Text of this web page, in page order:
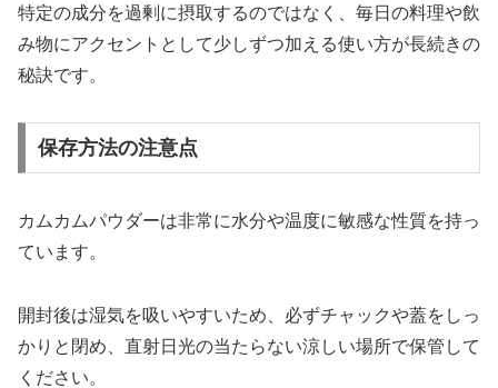
特定の成分を過剰に摂取するのではなく、毎日の料理や飲
み物にアクセントとして少しずつ加える使い方が長続きの
秘訣です。
保存方法の注意点
カムカムパウダーは非常に水分や温度に敏感な性質を持っ
ています。
開封後は湿気を吸いやすいため、必ずチャックや蓋をしっ
かりと閉め、直射日光の当たらない涼しい場所で保管して
ください。